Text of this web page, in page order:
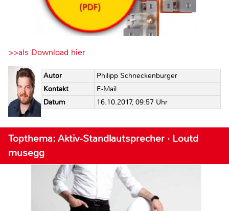
>>als Download hier
Autor
Philipp Schneckenburger
Kontakt
E-Mail
Datum
16.10.2017, 09:57 Uhr
Topthema: Aktiv-Standlautsprecher · Loutd
musegg